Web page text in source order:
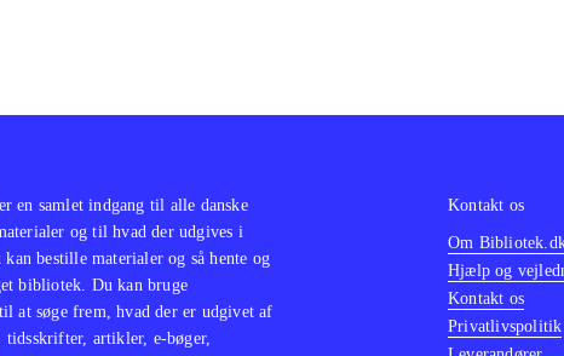
en samlet indgang til alle danske
og til hvad der udgives i
bestille materialer og så hente og
bibliotek. Du kan bruge
at søge frem, hvad der er udgivet af
tidsskrifter, artikler, e-bøger,
Kontakt os
Om
Hjælp og
Kontakt os
Privatlivspolitik